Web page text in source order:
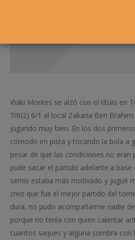
Iñaki Montes se alzó con el título en
7/6(2) 6/1 al local Zakaria Ben
jugando muy bien. En los dos
cómodo en pista y tocando la bola a
pesar de que las condiciones no eran
pude sacar el partido adelante a base
semis estaba más motivado y jugué
creo que fue el mejor partido del
dura, no pudo acompañarme nadie
porque no tenía con quien calentar
cuantos saques y alguna sombra con